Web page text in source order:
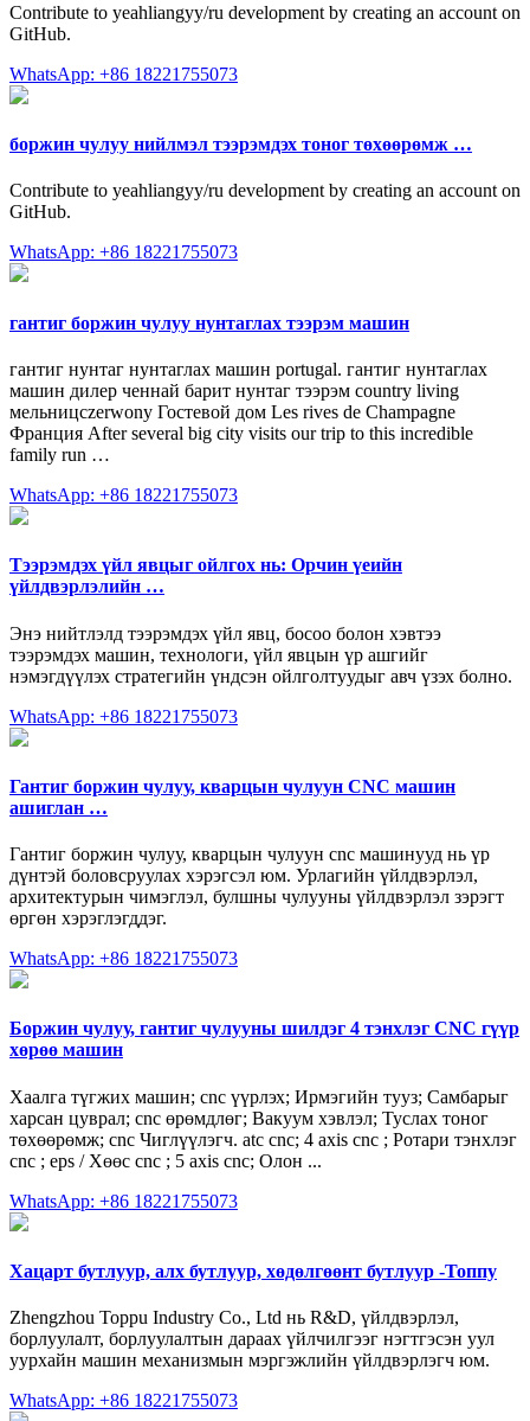
Contribute to yeahliangyy/ru development by creating an account on
GitHub.
WhatsApp: +86 18221755073
боржин чулуу нийлмэл тээрэмдэх тоног төхөөрөмж …
Contribute to yeahliangyy/ru development by creating an account on
GitHub.
WhatsApp: +86 18221755073
гантиг боржин чулуу нунтаглах тээрэм машин
гантиг нунтаг нунтаглах машин portugal. гантиг нунтаглах
машин дилер ченнай барит нунтаг тээрэм country living
мельницczerwony Гостевой дом Les rives de Champagne
Франция After several big city visits our trip to this incredible
family run …
WhatsApp: +86 18221755073
Тээрэмдэх үйл явцыг ойлгох нь: Орчин үеийн
үйлдвэрлэлийн …
Энэ нийтлэлд тээрэмдэх үйл явц, босоо болон хэвтээ
тээрэмдэх машин, технологи, үйл явцын үр ашгийг
нэмэгдүүлэх стратегийн үндсэн ойлголтуудыг авч үзэх болно.
WhatsApp: +86 18221755073
Гантиг боржин чулуу, кварцын чулуун CNC машин
ашиглан …
Гантиг боржин чулуу, кварцын чулуун cnc машинууд нь үр
дүнтэй боловсруулах хэрэгсэл юм. Урлагийн үйлдвэрлэл,
архитектурын чимэглэл, булшны чулууны үйлдвэрлэл зэрэгт
өргөн хэрэглэгддэг.
WhatsApp: +86 18221755073
Боржин чулуу, гантиг чулууны шилдэг 4 тэнхлэг CNC гүүр
хөрөө машин
Хаалга түгжих машин; cnc үүрлэх; Ирмэгийн тууз; Самбарыг
харсан цуврал; cnc өрөмдлөг; Вакуум хэвлэл; Туслах тоног
төхөөрөмж; cnc Чиглүүлэгч. atc cnc; 4 axis cnc ; Ротари тэнхлэг
cnc ; eps / Хөөс cnc ; 5 axis cnc; Олон ...
WhatsApp: +86 18221755073
Хацарт бутлуур, алх бутлуур, хөдөлгөөнт бутлуур -Топпу
Zhengzhou Toppu Industry Co., Ltd нь R&D, үйлдвэрлэл,
борлуулалт, борлуулалтын дараах үйлчилгээг нэгтгэсэн уул
уурхайн машин механизмын мэргэжлийн үйлдвэрлэгч юм.
WhatsApp: +86 18221755073